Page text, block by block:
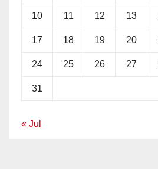
10 11 12 13
17 18 19 20
24 25 26 27
31
« Jul